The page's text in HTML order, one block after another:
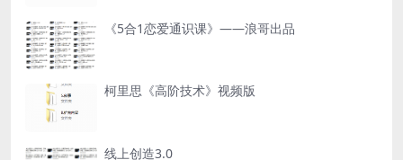
《5合1恋爱通识课》——浪哥出品
柯里思《高阶技术》视频版
线上创造3.0